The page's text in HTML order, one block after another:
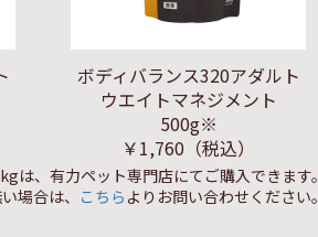
ボディバランス320アダルト
ウエイトマネジメント
500g※
￥1,760 （税込）
は、有力ペット専門店にてご購入できます。
場合は、 こちら よりお問い合わせください。